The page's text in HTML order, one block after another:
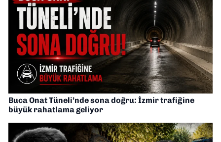
Buca Onat Tüneli’nde sona doğru: İzmir trafiğine
büyük rahatlama geliyor